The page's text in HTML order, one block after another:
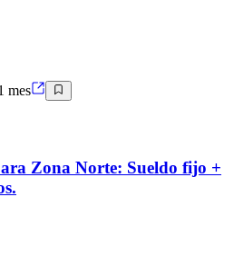
mes
Zona Norte: Sueldo fijo +